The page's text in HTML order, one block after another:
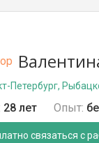
Петербург,
28 лет Опыт:
связаться с